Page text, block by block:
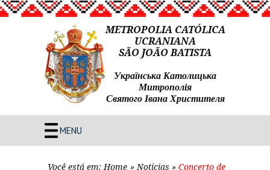
METROPOLIA CATÓLICA
UCRANIANA
SÃO JOÃO BATISTA
Українська Католицька
Митрополія
Святого Івана Христителя
MENU
Você está em: Home » Noticias » Concerto de